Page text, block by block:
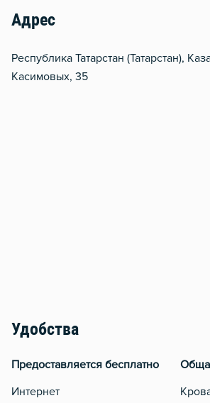
Адрес
Республика Татарстан (Татарстан),
Касимовых, 35
Удобства
Предоставляется бесплатно
Интернет